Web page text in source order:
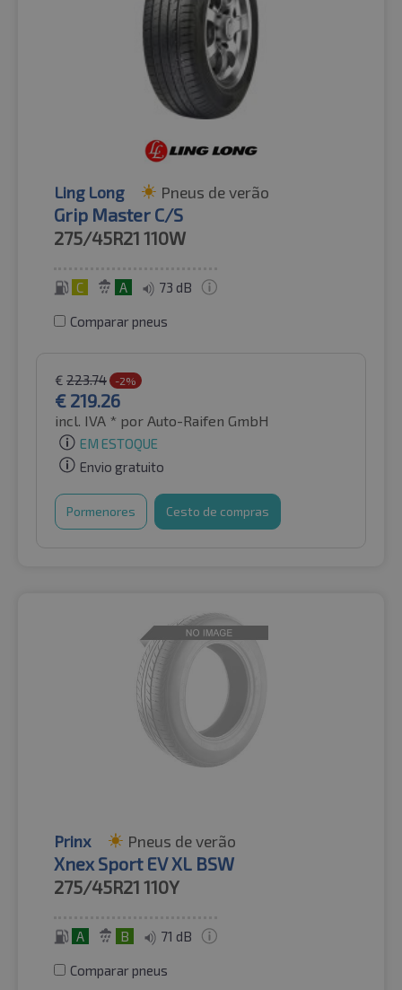
Ling Long Pneus de verão
Grip Master C/S
275/45R21 110W
C A 73 dB
Comparar pneus
€ 223.74 -2%
€ 219.26
incl. IVA * por Auto-Raifen GmbH
EM ESTOQUE
Envio gratuito
Pormenores Cesto de compras
Prinx Pneus de verão
Xnex Sport EV XL BSW
275/45R21 110Y
A B 71 dB
Comparar pneus